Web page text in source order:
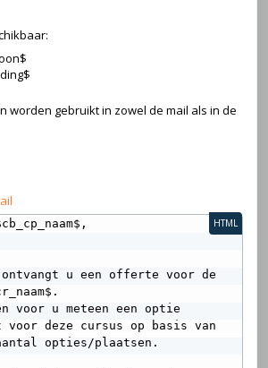
worden gebruikt in zowel de mail als in de
u een offerte voor de
voor u meteen een optie
voor deze cursus op basis van
opties/plaatsen.
HTML